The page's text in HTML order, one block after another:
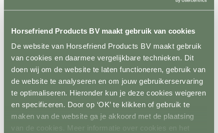
Horsefriend Products BV maakt gebruik van cookies
De website van Horsefriend Products BV maakt gebruik
van cookies en daarmee vergelijkbare technieken. Dit
doen wij om de website te laten functioneren, gebruik van
de website te analyseren en om jouw gebruikerservaring
te optimaliseren. Hieronder kun je deze cookies weigeren
en specificeren. Door op ‘OK’ te klikken of gebruik te
maken van de website ga je akkoord met de plaatsing
van de cookies. Meer informatie over cookies en het
Hooistomers
Hindernissen
Terug
Springen
Balken
Staanders
Lepels
Complete hindernisen
Cavalettis
Sponsorhindernissen